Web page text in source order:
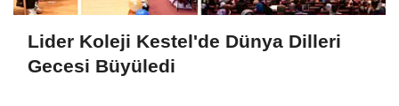
Lider Koleji Kestel'de Dünya Dilleri
Gecesi Büyüledi